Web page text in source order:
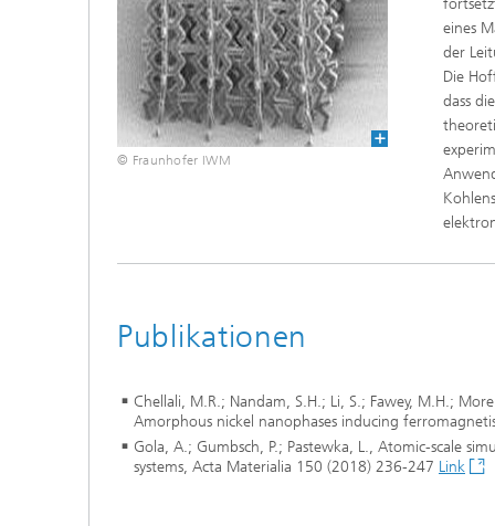
Softwarelösungen in der
Materialinformatik
© Fraunhofer IWM
eines
der
Die
dass
Publikationen
Chellali, M.R.; Nandam, S.H.; Li, S.; Fawey, M.H.;
Amorphous nickel nanophases inducing
Gola, A.; Gumbsch, P.; Pastewka, L., Atomic-scale
systems, Acta Materialia 150 (2018) 236-247 Link